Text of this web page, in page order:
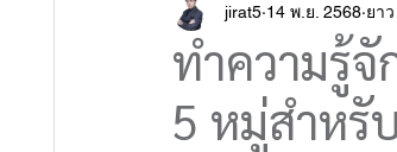
ทำความรู้จั
5 หมู่สำหรั
jirat5 14 พ.ย. 2568 ยา